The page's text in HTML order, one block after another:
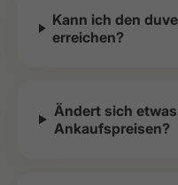
Kann ich den
erreichen?
Ändert sich
Ankaufspreisen?